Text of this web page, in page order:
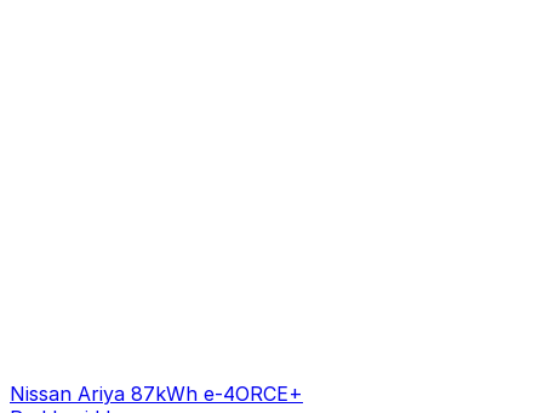
Nissan Ariya 87kWh e-4ORCE+